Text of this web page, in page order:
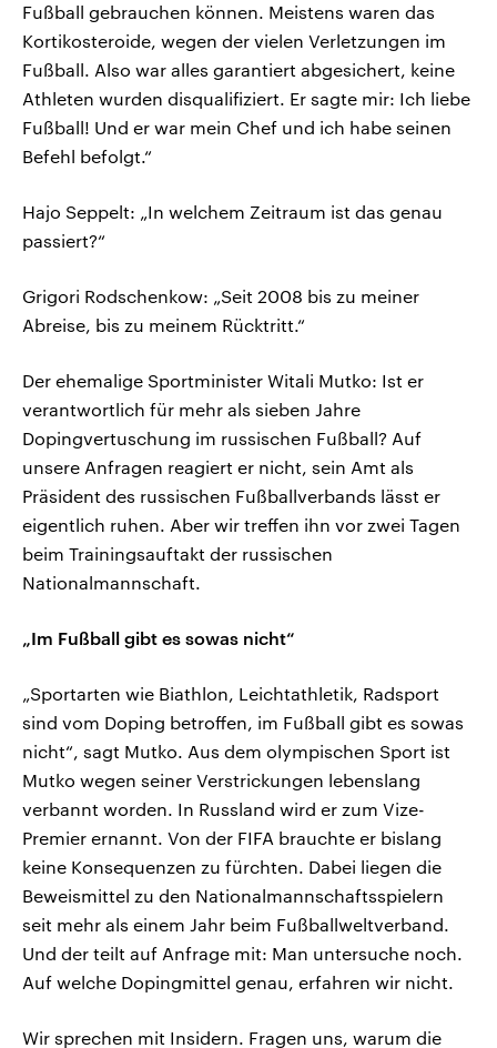
Fußball gebrauchen können. Meistens waren das
Kortikosteroide, wegen der vielen Verletzungen im
Fußball. Also war alles garantiert abgesichert, keine
Athleten wurden disqualifiziert. Er sagte mir: Ich liebe
Fußball! Und er war mein Chef und ich habe seinen
Befehl befolgt.“
Hajo Seppelt: „In welchem Zeitraum ist das genau
passiert?“
Grigori Rodschenkow: „Seit 2008 bis zu meiner
Abreise, bis zu meinem Rücktritt.“
Der ehemalige Sportminister Witali Mutko: Ist er
verantwortlich für mehr als sieben Jahre
Dopingvertuschung im russischen Fußball? Auf
unsere Anfragen reagiert er nicht, sein Amt als
Präsident des russischen Fußballverbands lässt er
eigentlich ruhen. Aber wir treffen ihn vor zwei Tagen
beim Trainingsauftakt der russischen
Nationalmannschaft.
„Im Fußball gibt es sowas nicht“
„Sportarten wie Biathlon, Leichtathletik, Radsport
sind vom Doping betroffen, im Fußball gibt es sowas
nicht“, sagt Mutko. Aus dem olympischen Sport ist
Mutko wegen seiner Verstrickungen lebenslang
verbannt worden. In Russland wird er zum Vize-
Premier ernannt. Von der FIFA brauchte er bislang
keine Konsequenzen zu fürchten. Dabei liegen die
Beweismittel zu den Nationalmannschaftsspielern
seit mehr als einem Jahr beim Fußballweltverband.
Und der teilt auf Anfrage mit: Man untersuche noch.
Auf welche Dopingmittel genau, erfahren wir nicht.
Wir sprechen mit Insidern. Fragen uns, warum die